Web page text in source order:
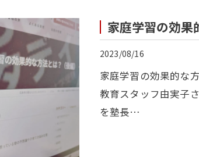
家庭学習の効果
2023/08/16
家庭学習の効果的な
教育スタッフ由実子
を塾長…